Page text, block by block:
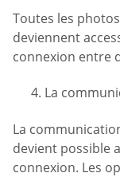
Toutes les
deviennent
connexion entre
La
La
devient possible
connexion. Les